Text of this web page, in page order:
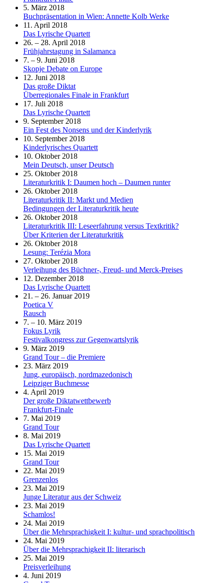
5. März 2018
Buchpräsentation in Wien: Annette Kolb Werke
11. April 2018
Das Lyrische Quartett
26. – 28. April 2018
Frühjahrstagung in Salamanca
7. – 9. Juni 2018
Skopje Debate on Europe
12. Juni 2018
Das große Diktat
Überregionales Finale in Frankfurt
17. Juli 2018
Das Lyrische Quartett
9. September 2018
Ein Fest des Nonsens und der Kinderlyrik
10. September 2018
Kinderlyrisches Quartett
10. Oktober 2018
Mein Deutsch, unser Deutsch
25. Oktober 2018
Literaturkritik I: Daumen hoch – Daumen runter
26. Oktober 2018
Literaturkritik II: Markt und Medien
Bedingungen der Literaturkritik heute
26. Oktober 2018
Literaturkritik III: Leseerfahrung versus Textkritik?
Über Kriterien der Literaturkritik
26. Oktober 2018
Lesung: Terézia Mora
27. Oktober 2018
Verleihung des Büchner-, Freud- und Merck-Preises
12. Dezember 2018
Das Lyrische Quartett
21. – 26. Januar 2019
Poetica V
Rausch
7. – 10. März 2019
Fokus Lyrik
Festivalkongress zur Gegenwartslyrik
9. März 2019
Grand Tour – die Premiere
23. März 2019
Jung, europäisch, nordmazedonisch
Leipziger Buchmesse
4. April 2019
Der große Diktatwettbewerb
Frankfurt-Finale
7. Mai 2019
Grand Tour
8. Mai 2019
Das Lyrische Quartett
15. Mai 2019
Grand Tour
22. Mai 2019
Grenzenlos
23. Mai 2019
Junge Literatur aus der Schweiz
23. Mai 2019
Schamlos!
24. Mai 2019
Über die Mehrsprachigkeit I: kultur- und sprachpolitisch
24. Mai 2019
Über die Mehrsprachigkeit II: literarisch
25. Mai 2019
Preisverleihung
4. Juni 2019